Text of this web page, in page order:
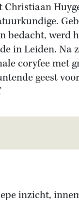
Christiaan
bedacht, werd
in Leiden. Na
coryfee met
geest
inzicht,